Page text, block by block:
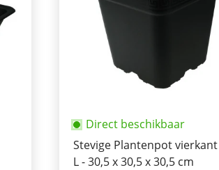
Direct beschikbaar
Stevige Plantenpot
L - 30,5 x 30,5 x 30,5 cm